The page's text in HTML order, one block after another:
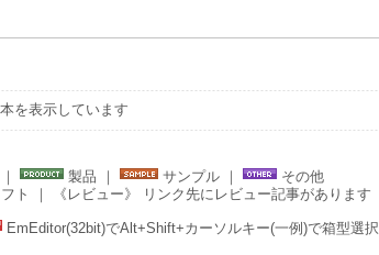
を表示しています
製品 ｜ サンプル ｜
その他
ト ｜ 《レビュー》 リンク先にレビュー記事があります
EmEditor(32bit)でAlt+Shift+カーソルキー(一例)で箱型選択